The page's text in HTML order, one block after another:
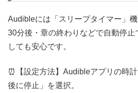
Audibleには「スリープタイマー」機
30分後・章の終わりなどで自動停止
しても安心です。
⏰【設定方法】Audibleアプリの時
後に停止」を選択。